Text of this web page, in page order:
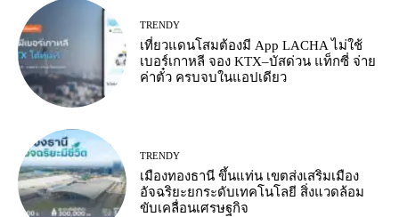
TRENDY
เที่ยวแดนโสมต้องมี App LACHA ไม่ใช้
เบอร์เกาหลี จอง KTX–บัสด่วน แท็กซี่ จ่าย
ค่าตั๋ว ครบจบในแอปเดียว
TRENDY
เมืองทองธานี ขึ้นแท่น เขตส่งเสริมเมือง
อัจฉริยะยกระดับเทคโนโลยี สิ่งแวดล้อม
ขับเคลื่อนเศรษฐกิจ